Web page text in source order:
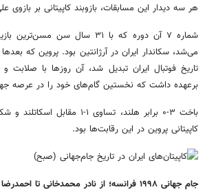
هر سه دیدار این مسابقات، بازوبند کاپیتانی بر
شماره ۷ آن دوره که با ۳۱ سال
می‌شد، سکاندار ایران در آرژانتین بود. پروین که
تاریخ فوتبال ایران تبدیل شد، آن روزها با صلابت
برعهده داشت که نخستین گام‌های خود را در عرصه
کاپیتانی پروین در این رقابت‌ها بود.
جام جهانی ۱۹۹۸ فرانسه؛ از نادر محمدخانی تا احمدرضا عابدزاده